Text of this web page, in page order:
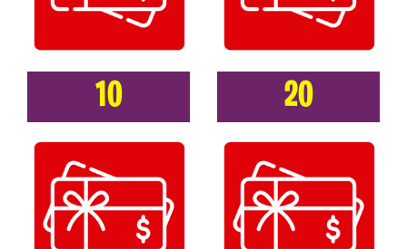
10 20